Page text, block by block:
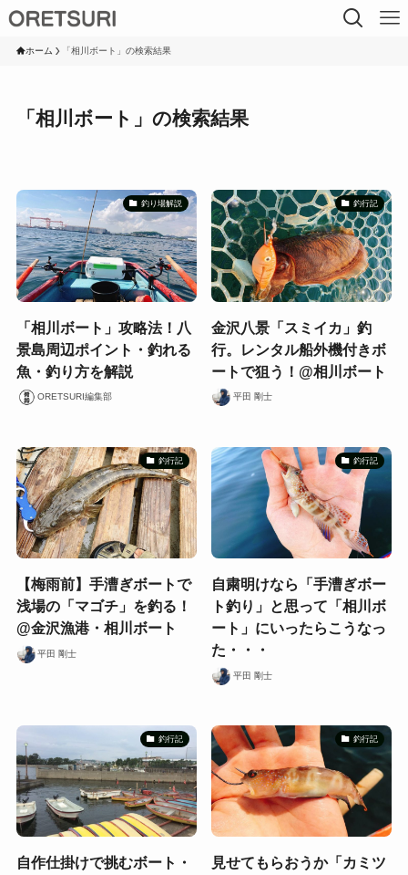
ホーム 「相川ボート」の検索結果
「相川ボート」の検索結果
釣り場解説
「相川ボート」攻略法！八
景島周辺ポイント・釣れる
魚・釣り方を解説
ORETSURI編集部
釣行記
金沢八景「スミイカ」釣
行。レンタル船外機付きボ
ートで狙う！@相川ボート
平田 剛士
釣行記
【梅雨前】手漕ぎボートで
浅場の「マゴチ」を釣る！
@金沢漁港・相川ボート
平田 剛士
釣行記
自粛明けなら「手漕ぎボー
ト釣り」と思って「相川ボ
ート」にいったらこうなっ
た・・・
平田 剛士
釣行記
自作仕掛けで挑むボート・
釣行記
見せてもらおうか「カミツ